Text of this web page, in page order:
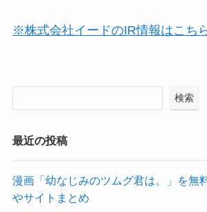
※株式会社イードのIR情報はこち
検索
最近の投稿
漫画「幼なじみのツムグ君は。」を無
やサイトまとめ